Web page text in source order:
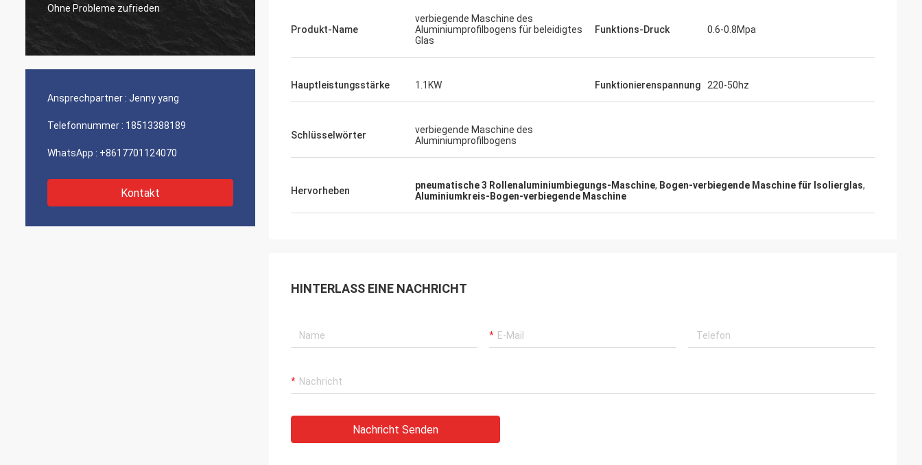
Ihr Produkt ist perfekt
Ansprechpartner : Jenny yang
Telefonnummer : 18513388189
WhatsApp : +8617701124070
Kontakt
Produkt-Name
verbiegende Maschine des
Aluminiumprofilbogens für beleidigtes
Glas
Funktions-Druck 0.6-0.8Mpa
Hauptleistungsstärke 1.1KW Funktionierenspannung 220-50hz
Schlüsselwörter
verbiegende Maschine des
Aluminiumprofilbogens
Hervorheben pneumatische 3 Rollenaluminiumbiegungs-Maschine, Bogen-verbiegende Maschine für Isolierglas,
Aluminiumkreis-Bogen-verbiegende Maschine
HINTERLASS EINE NACHRICHT
Nachricht Senden